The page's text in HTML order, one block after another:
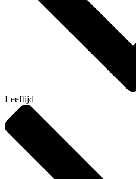
Leeftijd